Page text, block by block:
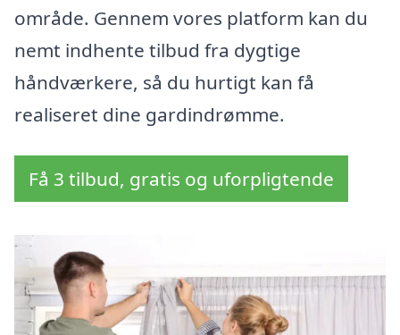
område. Gennem vores platform kan du
nemt indhente tilbud fra dygtige
håndværkere, så du hurtigt kan få
realiseret dine gardindrømme.
Få 3 tilbud, gratis og uforpligtende